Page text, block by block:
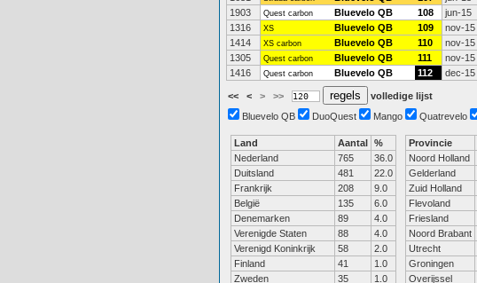
1903
Quest carbon Bluevelo QB 108 jun-15
1316
XS Bluevelo QB 109 nov-15
1414
XS carbon Bluevelo QB 110 nov-15
1305
Quest carbon Bluevelo QB 111 nov-15
1416
Quest carbon Bluevelo QB 112 dec-15
<< < > >>
volledige lijst
Bluevelo QB
DuoQuest Mango Quatrevelo
Land Aantal %
Nederland
765
36.0
Duitsland
481
22.0
Frankrijk
208
9.0
België
135
6.0
Denemarken
89
4.0
Verenigde Staten
88
4.0
Verenigd Koninkrijk
58
2.0
Finland
41
1.0
Zweden
35
1.0
Provincie
Noord Holland
Gelderland
Zuid Holland
Flevoland
Friesland
Noord Brabant
Utrecht
Groningen
Overijssel